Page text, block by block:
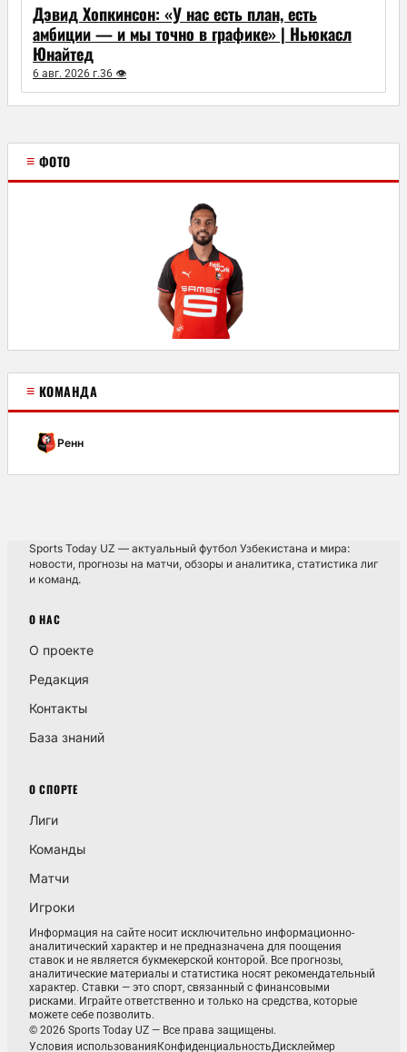
Дэвид Хопкинсон: «У нас есть план, есть
амбиции — и мы точно в графике» | Ньюкасл
Юнайтед
6 авг. 2026 г.36 👁
≡ ФОТО
≡ КОМАНДА
Ренн
Sports Today UZ — актуальный футбол Узбекистана и мира:
новости, прогнозы на матчи, обзоры и аналитика, статистика лиг
и команд.
О НАС
О проекте
Редакция
Контакты
База знаний
О СПОРТЕ
Лиги
Команды
Матчи
Игроки
Информация на сайте носит исключительно информационно-
аналитический характер и не предназначена для поощения
ставок и не является букмекерской конторой. Все прогнозы,
аналитические материалы и статистика носят рекомендательный
характер. Ставки — это спорт, связанный с финансовыми
рисками. Играйте ответственно и только на средства, которые
можете себе позволить.
© 2026 Sports Today UZ — Все права защищены.
Условия использованияКонфиденциальностьДисклеймер